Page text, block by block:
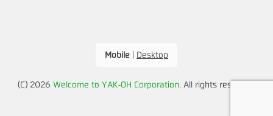
Mobile Desktop
(C) 2026 Welcome to YAK-OH Corporation. All rights reserved.